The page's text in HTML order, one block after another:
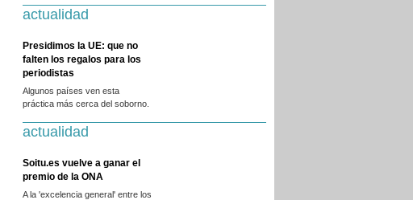
actualidad
Presidimos la UE: que no
falten los regalos para los
periodistas
Algunos países ven esta
práctica más cerca del soborno.
actualidad
Soitu.es vuelve a ganar el
premio de la ONA
A la 'excelencia general' entre los